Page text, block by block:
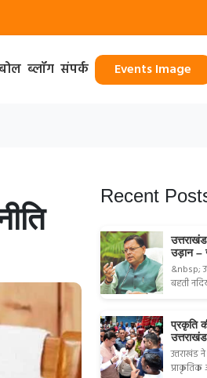
ब्लॉग संपर्क Events Image
Recent
उड़ान –
&nbsp;
बहती
प्रकृति
उत्तराखंड